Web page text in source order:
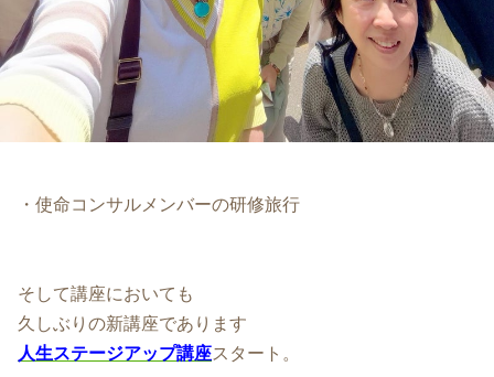
・使命コンサルメンバーの研修旅行
そして講座においても
久しぶりの新講座であります
人生ステージアップ講座スタート。